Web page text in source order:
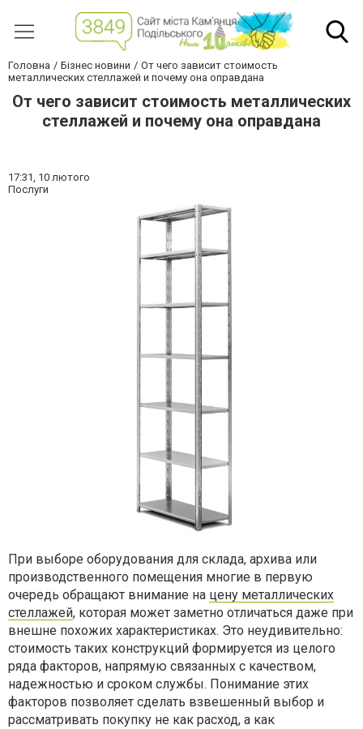
Головна Бізнес новини
От чего зависит стоимость
металлических стеллажей и почему она оправдана
От чего зависит стоимость металлических
стеллажей и почему она оправдана
17:31, 10 лютого
Послуги
При выборе оборудования для склада, архива или
производственного помещения многие в первую
очередь обращают внимание на цену металлических
стеллажей, которая может заметно отличаться даже при
внешне похожих характеристиках. Это неудивительно:
стоимость таких конструкций формируется из целого
ряда факторов, напрямую связанных с качеством,
надежностью и сроком службы. Понимание этих
факторов позволяет сделать взвешенный выбор и
рассматривать покупку не как расход, а как